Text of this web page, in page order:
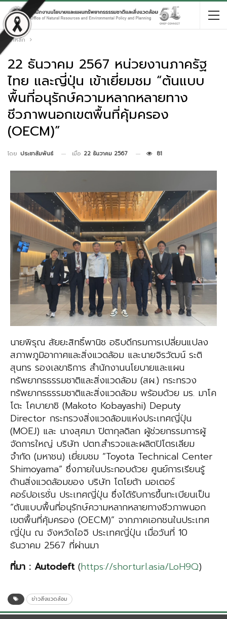
หน้าหลัก
22 ธันวาคม 2567 หน่วยงานภาครัฐ
ไทย และญี่ปุ่น เข้าเยี่ยมชม “ต้นแบบ
พื้นที่อนุรักษ์ความหลากหลายทาง
ชีวภาพนอกเขตพื้นที่คุ้มครอง
(OECM)”
โดย ประชาสัมพันธ์ เมื่อ 22 ธันวาคม 2567 81
นายพิรุณ สัยยะสิทธิ์พานิช อธิบดีกรมการเปลี่ยนแปลง
สภาพภูมิอากาศและสิ่งแวดล้อม และนายจิรวัฒน์ ระติ
สุนทร รองเลขาธิการ สำนักงานนโยบายและแผน
ทรัพยากรธรรมชาติและสิ่งแวดล้อม (สผ.) กระทรวง
ทรัพยากรธรรมชาติและสิ่งแวดล้อม พร้อมด้วย มร. มาโค
โตะ โคบายาชิ (Makoto Kobayashi) Deputy
Director กระทรวงสิ่งแวดล้อมแห่งประเทศญี่ปุ่น
(MOEJ) และ นางสุศมา ปิตากุลดิลก ผู้ช่วยกรรมการผู้
จัดการใหญ่ บริษัท ปตท.สำรวจและผลิตปิโตรเลียม
จำกัด (มหาชน) เยี่ยมชม “Toyota Technical Center
Shimoyama” ซึ่งภายในประกอบด้วย ศูนย์การเรียนรู้
ด้านสิ่งแวดล้อมของ บริษัท โตโยต้า มอเตอร์
คอร์ปอเรชั่น ประเทศญี่ปุ่น ซึ่งได้รับการขึ้นทะเบียนเป็น
“ต้นแบบพื้นที่อนุรักษ์ความหลากหลายทางชีวภาพนอก
เขตพื้นที่คุ้มครอง (OECM)” จากภาคเอกชนในประเทศ
ญี่ปุ่น ณ จังหวัดไอจิ ประเทศญี่ปุ่น เมื่อวันที่ 10
ธันวาคม 2567 ที่ผ่านมา
ที่มา : Autodeft (https://shorturl.asia/LoH9Q)
ข่าวสิ่งแวดล้อม